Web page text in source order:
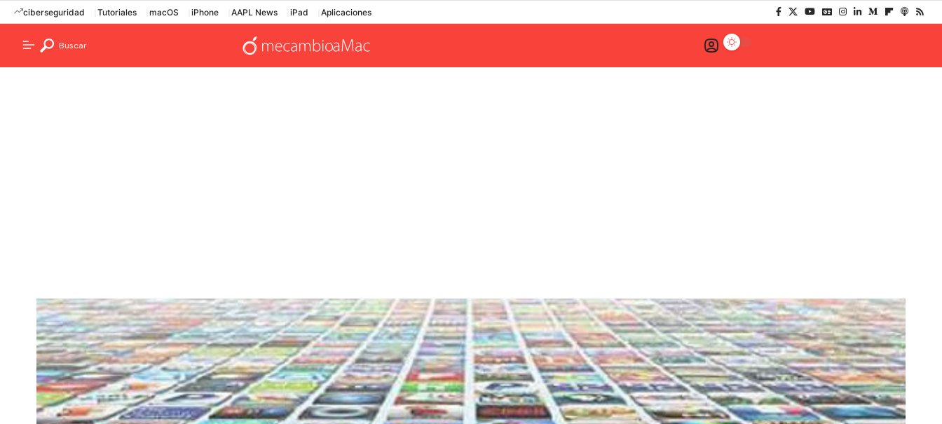
ciberseguridad Tutoriales macOS iPhone AAPL News iPad Aplicaciones
Buscar